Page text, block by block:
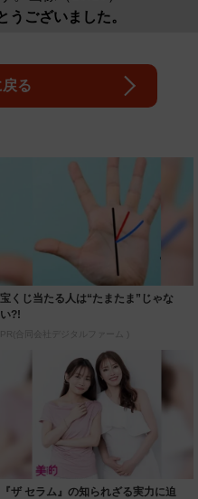
うございました。
る
宝くじ当たる人は“たまたま”じゃな
い?!
PR(合同会社デジタルファーム )
『ザ セラム』の知られざる実力に迫